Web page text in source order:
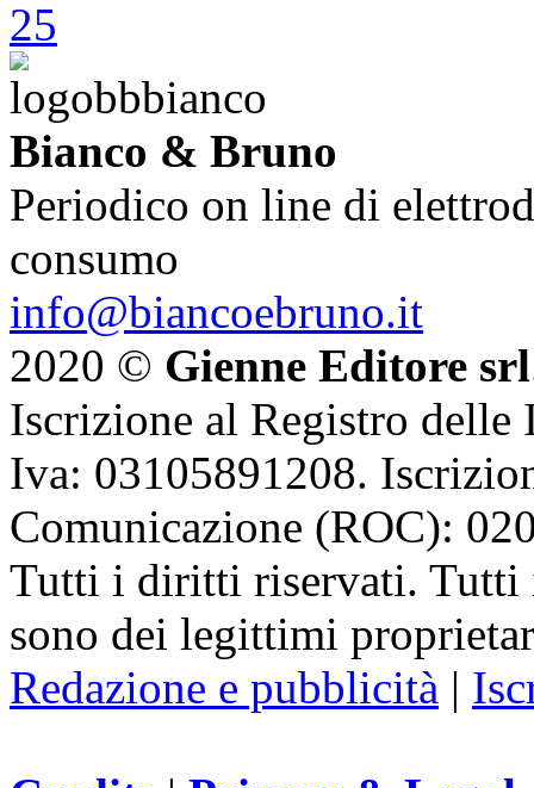
Bianco & Bruno
Periodico on line di
consumo
info@biancoebruno.it
2020 © Gienne Editore srl
Iscrizione al Registro delle
Iva: 03105891208.
Comunicazione (ROC):
Tutti i diritti riservati. Tutti
sono dei legittimi
Redazione e pubblicità |